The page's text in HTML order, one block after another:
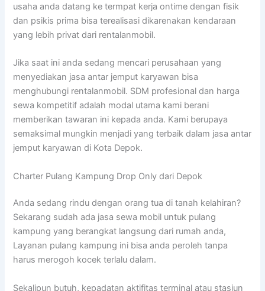
usaha anda datang ke termpat kerja ontime dengan fisik
dan psikis prima bisa terealisasi dikarenakan kendaraan
yang lebih privat dari rentalanmobil.
Jika saat ini anda sedang mencari perusahaan yang
menyediakan jasa antar jemput karyawan bisa
menghubungi rentalanmobil. SDM profesional dan harga
sewa kompetitif adalah modal utama kami berani
memberikan tawaran ini kepada anda. Kami berupaya
semaksimal mungkin menjadi yang terbaik dalam jasa antar
jemput karyawan di Kota Depok.
Charter Pulang Kampung Drop Only dari Depok
Anda sedang rindu dengan orang tua di tanah kelahiran?
Sekarang sudah ada jasa sewa mobil untuk pulang
kampung yang berangkat langsung dari rumah anda,
Layanan pulang kampung ini bisa anda peroleh tanpa
harus merogoh kocek terlalu dalam.
Sekalipun butuh, kepadatan aktifitas terminal atau stasiun